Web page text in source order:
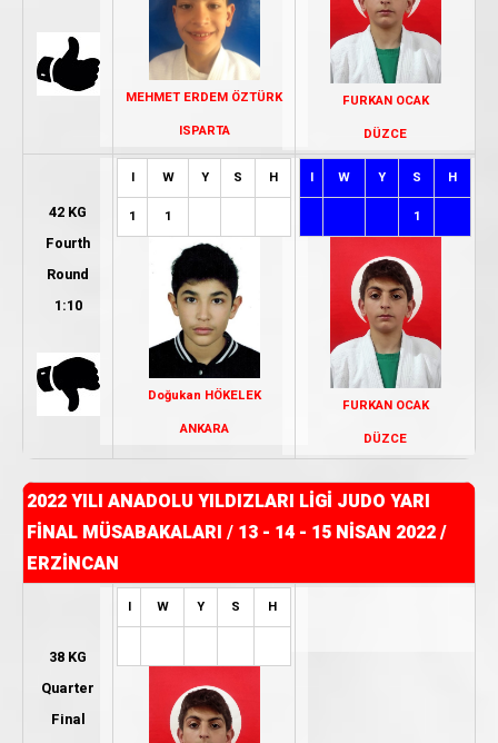
MEHMET ERDEM ÖZTÜRK
ISPARTA
FURKAN OCAK
DÜZCE
42 KG
Fourth
Round
1:10
I W Y S H
1 1
Doğukan HÖKELEK
ANKARA
I W Y S H
1
FURKAN OCAK
DÜZCE
2022 YILI ANADOLU YILDIZLARI LİGİ JUDO YARI
FİNAL MÜSABAKALARI / 13 - 14 - 15 NİSAN 2022 /
ERZİNCAN
38 KG
Quarter
Final
I W Y S H